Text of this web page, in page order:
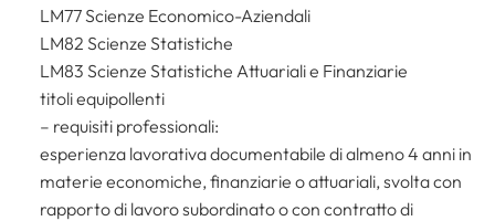
LM77 Scienze Economico-Aziendali
LM82 Scienze Statistiche
LM83 Scienze Statistiche Attuariali e Finanziarie
titoli equipollenti
– requisiti professionali:
esperienza lavorativa documentabile di almeno 4 anni in
materie economiche, finanziarie o attuariali, svolta con
rapporto di lavoro subordinato o con contratto di